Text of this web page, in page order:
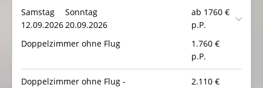
Samstag
12.09.2026
Sonntag
20.09.2026
ab 1760 €
p.P.
Doppelzimmer ohne Flug
1.760 €
p.P.
Doppelzimmer ohne Flug -
2.110 €